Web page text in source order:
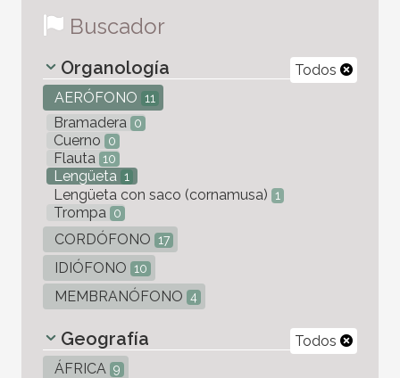
Buscador
Todos
Organología
AERÓFONO 11
Bramadera 0
Cuerno 0
Flauta 10
Lengüeta 1
Lengüeta con saco (cornamusa) 1
Trompa 0
CORDÓFONO 17
IDIÓFONO 10
MEMBRANÓFONO 4
Todos
Geografía
ÁFRICA 9